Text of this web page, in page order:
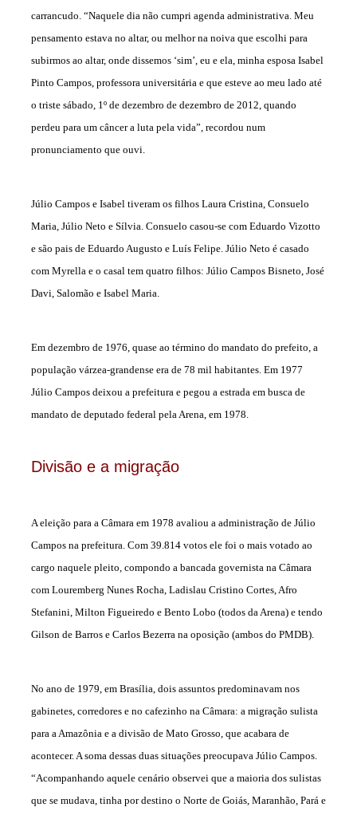
carrancudo. “Naquele dia não cumpri agenda administrativa. Meu
pensamento estava no altar, ou melhor na noiva que escolhi para
subirmos ao altar, onde dissemos ‘sim’, eu e ela, minha esposa Isabel
Pinto Campos, professora universitária e que esteve ao meu lado até
o triste sábado, 1º de dezembro de dezembro de 2012, quando
perdeu para um câncer a luta pela vida”, recordou num
pronunciamento que ouvi.
Júlio Campos e Isabel tiveram os filhos Laura Cristina, Consuelo
Maria, Júlio Neto e Sílvia. Consuelo casou-se com Eduardo Vizotto
e são pais de Eduardo Augusto e Luís Felipe. Júlio Neto é casado
com Myrella e o casal tem quatro filhos: Júlio Campos Bisneto, José
Davi, Salomão e Isabel Maria.
Em dezembro de 1976, quase ao término do mandato do prefeito, a
população várzea-grandense era de 78 mil habitantes. Em 1977
Júlio Campos deixou a prefeitura e pegou a estrada em busca de
mandato de deputado federal pela Arena, em 1978.
Divisão e a migração
A eleição para a Câmara em 1978 avaliou a administração de Júlio
Campos na prefeitura. Com 39.814 votos ele foi o mais votado ao
cargo naquele pleito, compondo a bancada governista na Câmara
com Louremberg Nunes Rocha, Ladislau Cristino Cortes, Afro
Stefanini, Milton Figueiredo e Bento Lobo (todos da Arena) e tendo
Gilson de Barros e Carlos Bezerra na oposição (ambos do PMDB).
No ano de 1979, em Brasília, dois assuntos predominavam nos
gabinetes, corredores e no cafezinho na Câmara: a migração sulista
para a Amazônia e a divisão de Mato Grosso, que acabara de
acontecer. A soma dessas duas situações preocupava Júlio Campos.
“Acompanhando aquele cenário observei que a maioria dos sulistas
que se mudava, tinha por destino o Norte de Goiás, Maranhão, Pará e